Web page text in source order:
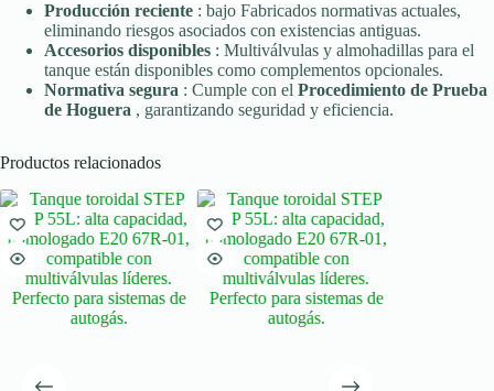
Producción reciente : bajo Fabricados normativas actuales,
eliminando riesgos asociados con existencias antiguas.
Accesorios disponibles : Multiválvulas y almohadillas para el
tanque están disponibles como complementos opcionales.
Normativa segura : Cumple con el Procedimiento de Prueba
de Hoguera , garantizando seguridad y eficiencia.
Productos relacionados